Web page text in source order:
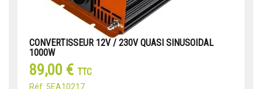
CONVERTISSEUR 12V / 230V QUASI SINUSOIDAL
1000W
89,00 € TTC
Réf: 5EA10217